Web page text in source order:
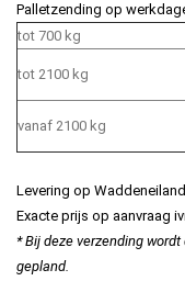
Palletzending op
tot 700 kg
tot 2100 kg
vanaf 2100 kg
Levering op
Exacte prijs op aanvraag
* Bij deze verzending
gepland.